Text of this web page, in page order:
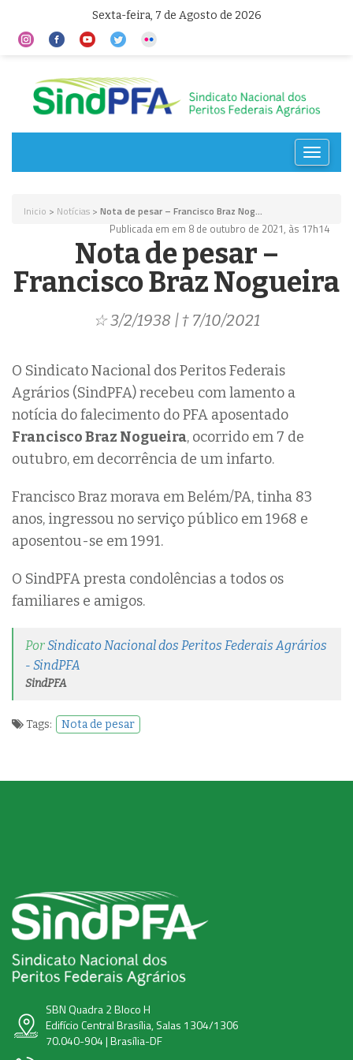
Sexta-feira, 7 de Agosto de 2026
Toggle
Inicio > Notícias > Nota de pesar – Francisco Braz Nog...
Publicada em em 8 de outubro de 2021, às 17h14
Nota de pesar –
Francisco Braz Nogueira
☆ 3/2/1938 | † 7/10/2021
O Sindicato Nacional dos Peritos Federais
Agrários (SindPFA) recebeu com lamento a
notícia do falecimento do PFA aposentado
Francisco Braz Nogueira, ocorrido em 7 de
outubro, em decorrência de um infarto.
Francisco Braz morava em Belém/PA, tinha 83
anos, ingressou no serviço público em 1968 e
aposentou-se em 1991.
O SindPFA presta condolências a todos os
familiares e amigos.
PorSindicato Nacional dos Peritos Federais Agrários
- SindPFA
SindPFA
Tags: Nota de pesar
SBN Quadra 2 Bloco H
Edifício Central Brasília, Salas 1304/1306
70.040-904 | Brasília-DF